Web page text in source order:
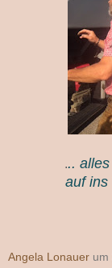
...
auf ins
Angela Lonauer um